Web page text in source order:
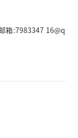
箱:7983347 16@q